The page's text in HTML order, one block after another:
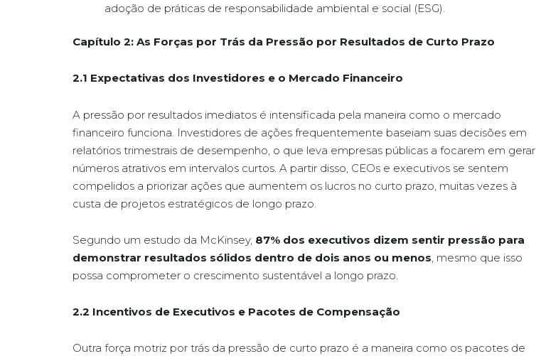
adoção de práticas de responsabilidade ambiental e social (ESG).
Capítulo 2: As Forças por Trás da Pressão por Resultados de Curto Prazo
2.1 Expectativas dos Investidores e o Mercado Financeiro
A pressão por resultados imediatos é intensificada pela maneira como o mercado
financeiro funciona. Investidores de ações frequentemente baseiam suas decisões em
relatórios trimestrais de desempenho, o que leva empresas públicas a focarem em gerar
números atrativos em intervalos curtos. A partir disso, CEOs e executivos se sentem
compelidos a priorizar ações que aumentem os lucros no curto prazo, muitas vezes à
custa de projetos estratégicos de longo prazo.
Segundo um estudo da McKinsey, 87% dos executivos dizem sentir pressão para
demonstrar resultados sólidos dentro de dois anos ou menos , mesmo que isso
possa comprometer o crescimento sustentável a longo prazo.
2.2 Incentivos de Executivos e Pacotes de Compensação
Outra força motriz por trás da pressão de curto prazo é a maneira como os pacotes de